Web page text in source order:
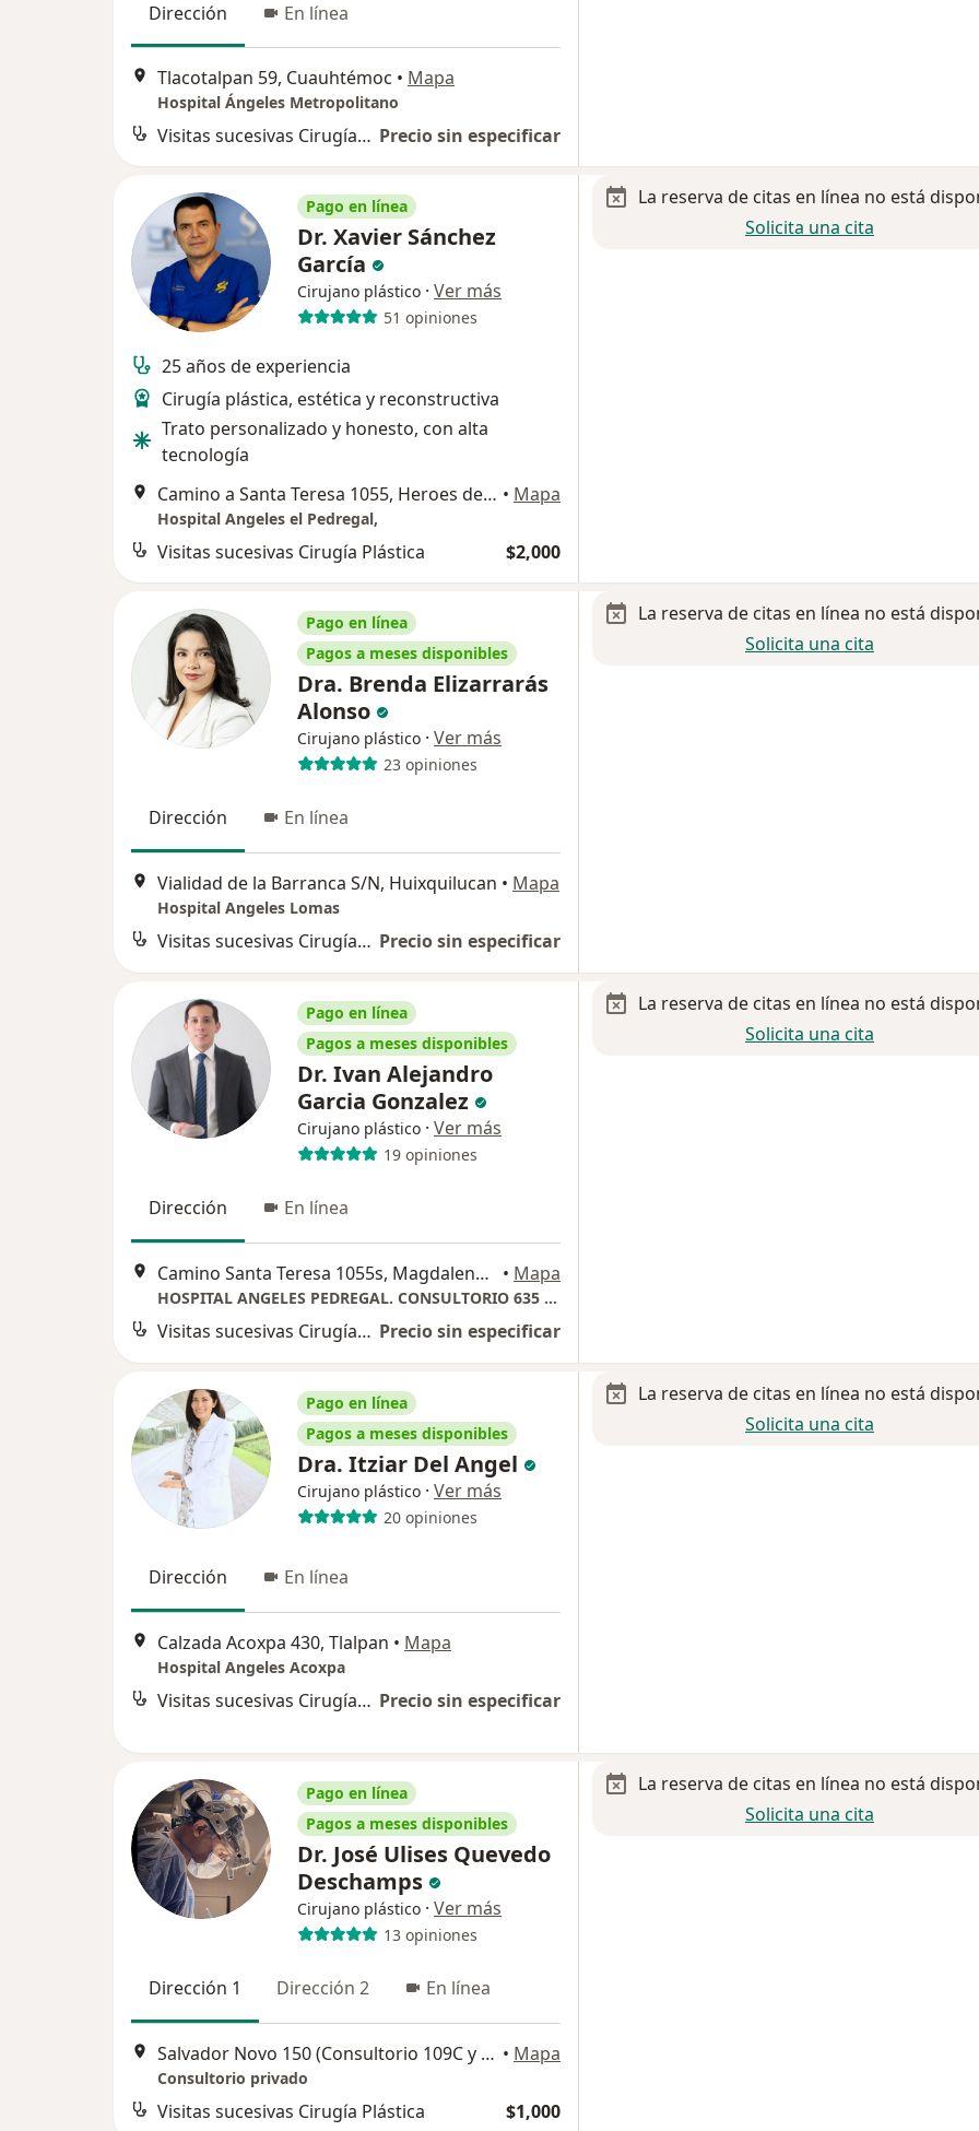
Dirección En línea
Tlacotalpan 59, Cuauhtémoc • Mapa
Hospital Ángeles Metropolitano
Visitas sucesivas Cirugía Plástica Precio sin especificar
Pago en línea
Dr. Xavier Sánchez
García
Cirujano plástico · Ver más
51 opiniones
25 años de experiencia
Cirugía plástica, estética y reconstructiva
Trato personalizado y honesto, con alta
tecnología
Camino a Santa Teresa 1055, Heroes de Padierna, Magdalena Contreras • Mapa
Hospital Angeles el Pedregal,
Visitas sucesivas Cirugía Plástica $2,000
La reserva de citas en línea no está
Solicita una cita
Pago en línea
Pagos a meses disponibles
Dra. Brenda Elizarrarás
Alonso
Cirujano plástico · Ver más
23 opiniones
Dirección En línea
Vialidad de la Barranca S/N, Huixquilucan • Mapa
Hospital Angeles Lomas
Visitas sucesivas Cirugía Plástica Precio sin especificar
La reserva de citas en línea no está
Solicita una cita
Pago en línea
Pagos a meses disponibles
Dr. Ivan Alejandro
Garcia Gonzalez
Cirujano plástico · Ver más
19 opiniones
Dirección En línea
Camino Santa Teresa 1055s, Magdalena Contreras • Mapa
HOSPITAL ANGELES PEDREGAL. CONSULTORIO 635 TORRE ANGELES.
Visitas sucesivas Cirugía Plástica Precio sin especificar
La reserva de citas en línea no está
Solicita una cita
Pago en línea
Pagos a meses disponibles
Dra. Itziar Del Angel
Cirujano plástico · Ver más
20 opiniones
Dirección En línea
Calzada Acoxpa 430, Tlalpan • Mapa
Hospital Angeles Acoxpa
Visitas sucesivas Cirugía Plástica Precio sin especificar
La reserva de citas en línea no está
Solicita una cita
Pago en línea
Pagos a meses disponibles
Dr. José Ulises Quevedo
Deschamps
Cirujano plástico · Ver más
13 opiniones
Dirección 1 Dirección 2 En línea
Salvador Novo 150 (Consultorio 109C y D), Coyoacán • Mapa
Consultorio privado
Visitas sucesivas Cirugía Plástica $1,000
La reserva de citas en línea no está
Solicita una cita